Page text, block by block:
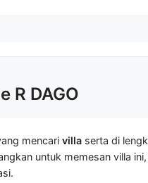
R DAGO
mencari villa serta di
untuk memesan villa